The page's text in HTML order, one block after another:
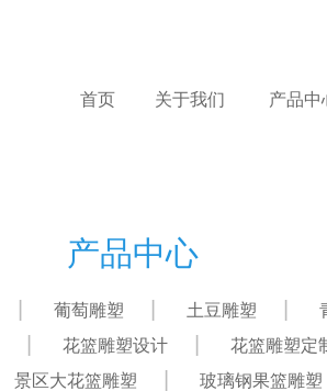
首页 关于我们 产品中
产品中心
葡萄雕塑 土豆雕塑
花篮雕塑设计 花篮雕塑定
景区大花篮雕塑 玻璃钢果篮雕塑